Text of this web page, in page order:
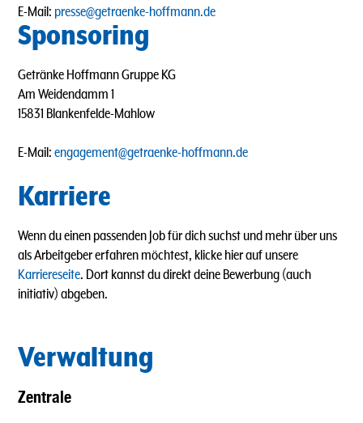
E-Mail: presse@getraenke-hoffmann.de
Sponsoring
Getränke Hoffmann Gruppe KG
Am Weidendamm 1
15831 Blankenfelde-Mahlow
E-Mail: engagement@getraenke-hoffmann.de
Karriere
Wenn du einen passenden Job für dich suchst und mehr über uns
als Arbeitgeber erfahren möchtest, klicke hier auf unsere
Karriereseite. Dort kannst du direkt deine Bewerbung (auch
initiativ) abgeben.
Verwaltung
Zentrale